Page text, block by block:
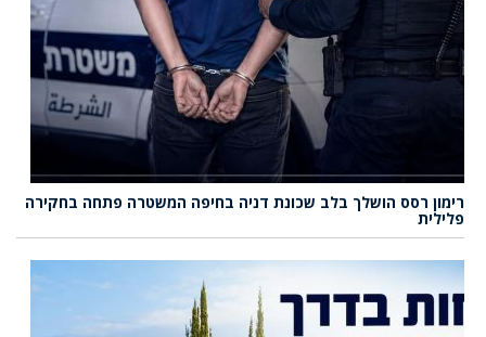
רימון רסס הושלך בלב שכונת דניה בחיפה המשטרה פתחה בחקירה
פלילית